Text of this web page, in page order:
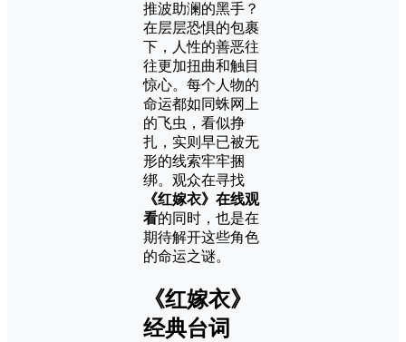
推波助澜的黑手？
在层层恐惧的包裹
下，人性的善恶往
往更加扭曲和触目
惊心。每个人物的
命运都如同蛛网上
的飞虫，看似挣
扎，实则早已被无
形的线索牢牢捆
绑。观众在寻找
《红嫁衣》在线观
看的同时，也是在
期待解开这些角色
的命运之谜。
《红嫁衣》
经典台词